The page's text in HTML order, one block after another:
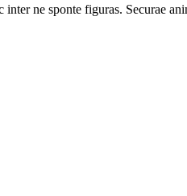
inter ne sponte figuras. Securae